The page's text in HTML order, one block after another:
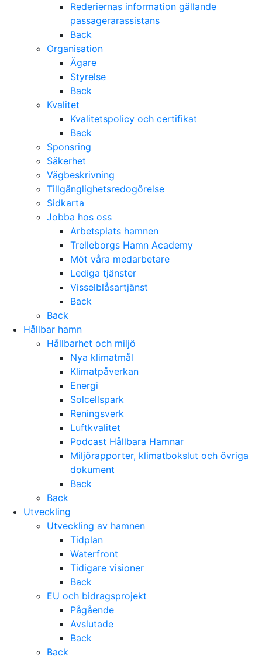
Rederiernas information gällande
passagerarassistans
Back
Organisation
Ägare
Styrelse
Back
Kvalitet
Kvalitetspolicy och certifikat
Back
Sponsring
Säkerhet
Vägbeskrivning
Tillgänglighetsredogörelse
Sidkarta
Jobba hos oss
Arbetsplats hamnen
Trelleborgs Hamn Academy
Möt våra medarbetare
Lediga tjänster
Visselblåsartjänst
Back
Back
Hållbar hamn
Hållbarhet och miljö
Nya klimatmål
Klimatpåverkan
Energi
Solcellspark
Reningsverk
Luftkvalitet
Podcast Hållbara Hamnar
Miljörapporter, klimatbokslut och övriga
dokument
Back
Back
Utveckling
Utveckling av hamnen
Tidplan
Waterfront
Tidigare visioner
Back
EU och bidragsprojekt
Pågående
Avslutade
Back
Back